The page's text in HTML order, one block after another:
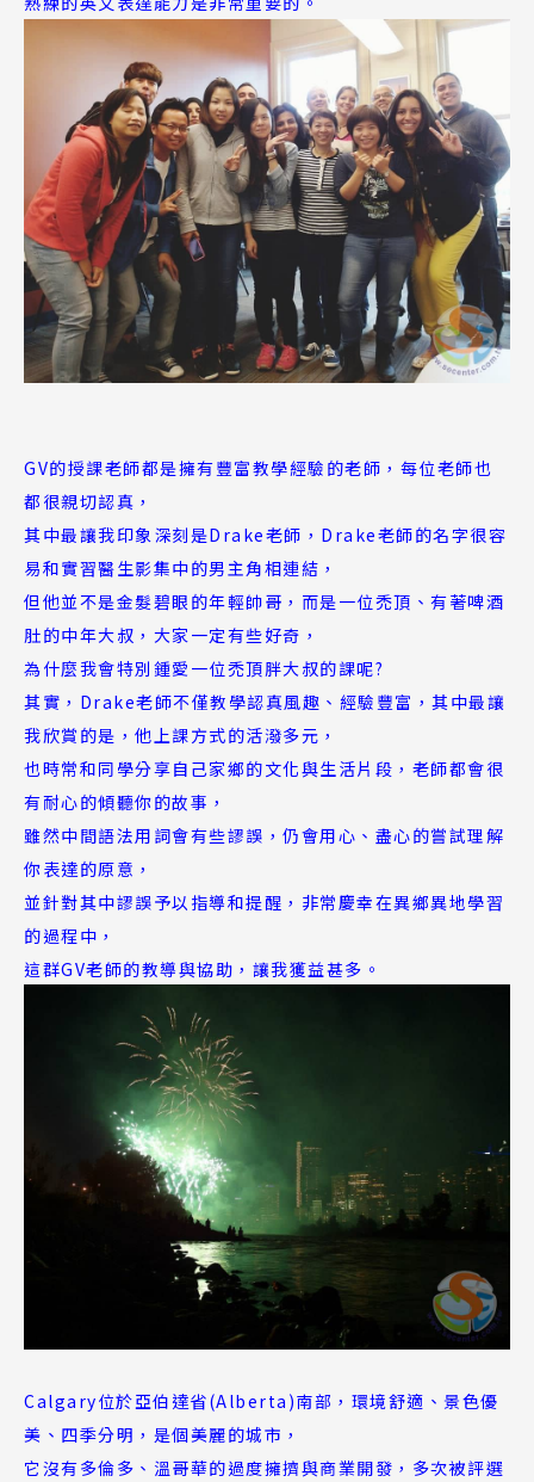
GV的授課老師都是擁有豐富教學經驗的老師，每位老師也
都很親切認真，
其中最讓我印象深刻是Drake老師，Drake老師的名字很容
易和實習醫生影集中的男主角相連結，
但他並不是金髮碧眼的年輕帥哥，而是一位禿頂、有著啤酒
肚的中年大叔，大家一定有些好奇，
為什麼我會特別鍾愛一位禿頂胖大叔的課呢?
其實，Drake老師不僅教學認真風趣、經驗豐富，其中最讓
我欣賞的是，他上課方式的活潑多元，
也時常和同學分享自己家鄉的文化與生活片段，老師都會很
有耐心的傾聽你的故事，
雖然中間語法用詞會有些謬誤，仍會用心、盡心的嘗試理解
你表達的原意，
並針對其中謬誤予以指導和提醒，非常慶幸在異鄉異地學習
的過程中，
這群GV老師的教導與協助，讓我獲益甚多。
Calgary位於亞伯達省(Alberta)南部，環境舒適、景色優
美、四季分明，是個美麗的城市，
它沒有多倫多、溫哥華的過度擁擠與商業開發，多次被評選